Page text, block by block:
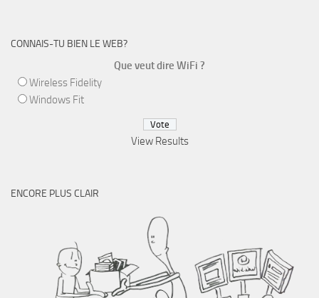
CONNAIS-TU BIEN LE WEB?
Que veut dire WiFi ?
Wireless Fidelity
Windows Fit
View Results
ENCORE PLUS CLAIR